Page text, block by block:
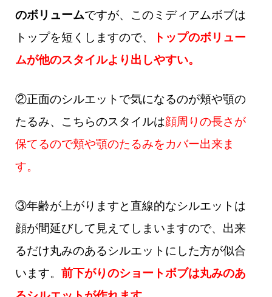
のボリュームですが、このミディアムボブは
トップを短くしますので、
トップのボリュー
ムが他のスタイルより出しやすい。
②正面のシルエットで気になるのが頬や顎の
たるみ、こちらのスタイルは顔周りの長さが
保てるので頬や顎のたるみをカバー出来ま
す。
③年齢が上がりますと直線的なシルエットは
顔が間延びして見えてしまいますので、出来
るだけ丸みのあるシルエットにした方が似合
います。 前下がりのショートボブは丸みのあ